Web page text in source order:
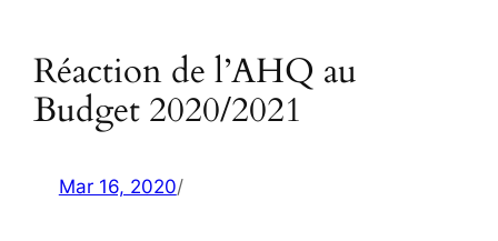
Réaction de l’AHQ au
Budget 2020/2021
Mar 16, 2020/